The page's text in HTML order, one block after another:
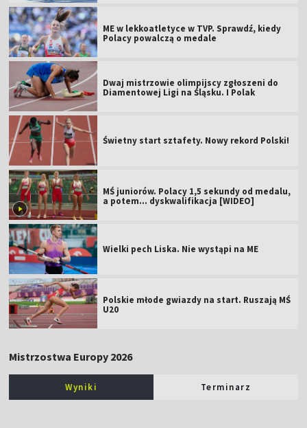
ME w lekkoatletyce w TVP. Sprawdź, kiedy
Polacy powalczą o medale
Dwaj mistrzowie olimpijscy zgłoszeni do
Diamentowej Ligi na Śląsku. I Polak
Świetny start sztafety. Nowy rekord Polski!
MŚ juniorów. Polacy 1,5 sekundy od medalu,
a potem... dyskwalifikacja [WIDEO]
Wielki pech Liska. Nie wystąpi na ME
Polskie młode gwiazdy na start. Ruszają MŚ
U20
Mistrzostwa Europy 2026
Wyniki Terminarz